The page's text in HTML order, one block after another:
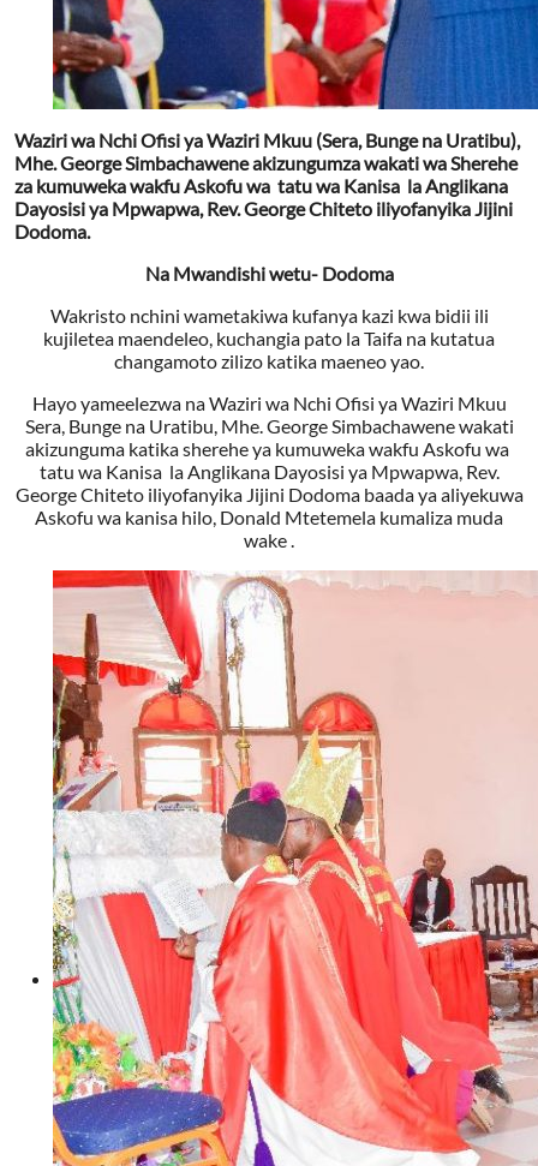
Waziri wa Nchi Ofisi ya Waziri Mkuu (Sera, Bunge na Uratibu),
Mhe. George Simbachawene akizungumza wakati wa Sherehe
za kumuweka wakfu Askofu wa tatu wa Kanisa la Anglikana
Dayosisi ya Mpwapwa, Rev. George Chiteto iliyofanyika Jijini
Dodoma.
Na Mwandishi wetu- Dodoma
Wakristo nchini wametakiwa kufanya kazi kwa bidii ili
kujiletea maendeleo, kuchangia pato la Taifa na kutatua
changamoto zilizo katika maeneo yao.
Hayo yameelezwa na Waziri wa Nchi Ofisi ya Waziri Mkuu
Sera, Bunge na Uratibu, Mhe. George Simbachawene wakati
akizunguma katika sherehe ya kumuweka wakfu Askofu wa
tatu wa Kanisa la Anglikana Dayosisi ya Mpwapwa, Rev.
George Chiteto iliyofanyika Jijini Dodoma baada ya aliyekuwa
Askofu wa kanisa hilo, Donald Mtetemela kumaliza muda
wake .